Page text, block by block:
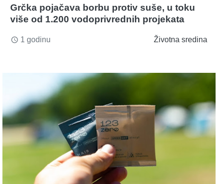
Grčka pojačava borbu protiv suše, u toku
više od 1.200 vodoprivrednih projekata
access_time 1 godinu Životna sredina